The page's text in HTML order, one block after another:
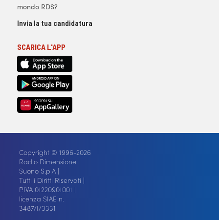
mondo RDS?
Invia la tua candidatura
SCARICA L'APP
Copyright © 1996-2026
Radio Dimensione
Suono S.p.A |
Tutti i Diritti Riservati |
P.IVA 01220901001 |
licenza SIAE n.
3487/I/3331